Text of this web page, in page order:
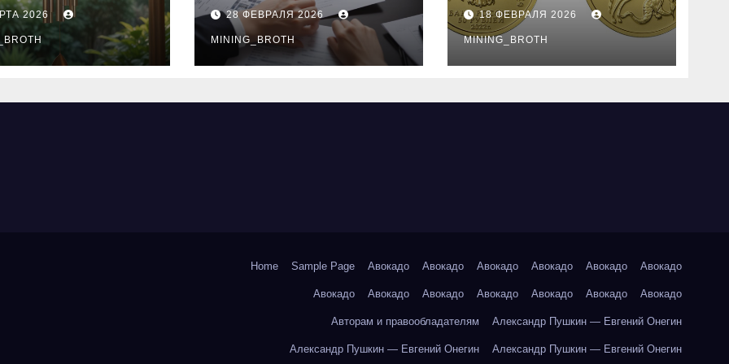
2026
выдачи,
процентные
ставки и
требования к
28 ФЕВРАЛЯ 2026
MINING_BROTH
золотые монеты:
подробное
руководство
18 ФЕВРАЛЯ 2026
MINING_BROTH
Home Sample Page Авокадо Авокадо Авокадо Авокадо Авокадо Авокадо
Авокадо Авокадо Авокадо Авокадо Авокадо Авокадо Авокадо
Авторам и правообладателям Александр Пушкин — Евгений Онегин
Александр Пушкин — Евгений Онегин Александр Пушкин — Евгений Онегин